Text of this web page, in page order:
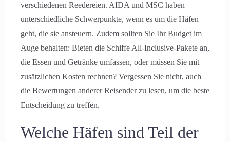
verschiedenen Reedereien. AIDA und MSC haben
unterschiedliche Schwerpunkte, wenn es um die Häfen
geht, die sie ansteuern. Zudem sollten Sie Ihr Budget im
Auge behalten: Bieten die Schiffe All-Inclusive-Pakete an,
die Essen und Getränke umfassen, oder müssen Sie mit
zusätzlichen Kosten rechnen? Vergessen Sie nicht, auch
die Bewertungen anderer Reisender zu lesen, um die beste
Entscheidung zu treffen.
Welche Häfen sind Teil der